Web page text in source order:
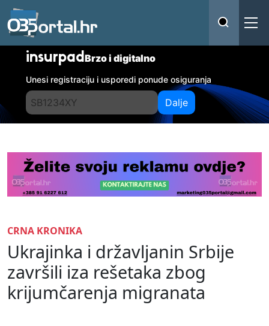
insurpadBrzo i digitalno
Unesi registraciju i usporedi ponude osiguranja
Dalje
CRNA KRONIKA
Ukrajinka i državljanin Srbije
završili iza rešetaka zbog
krijumčarenja migranata